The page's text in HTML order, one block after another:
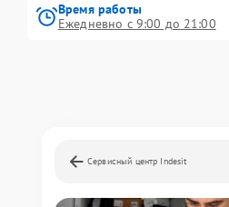
Время работы
Ежедневно с 9:00 до 21:00
Сервисный центр Indesit